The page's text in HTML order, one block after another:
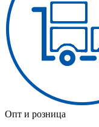
Опт и розница